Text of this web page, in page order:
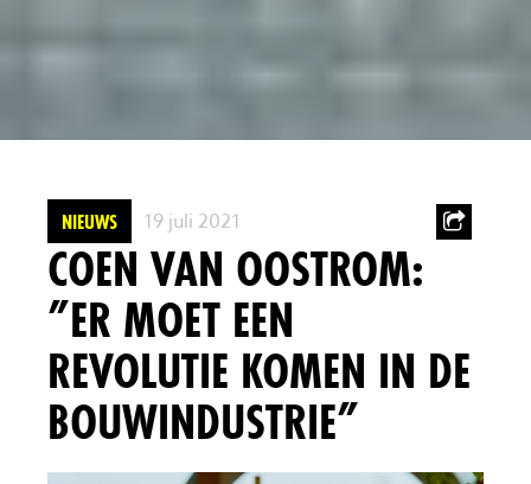
NIEUWS 19 juli 2021
COEN VAN OOSTROM:
”ER MOET EEN
REVOLUTIE KOMEN IN DE
BOUWINDUSTRIE”